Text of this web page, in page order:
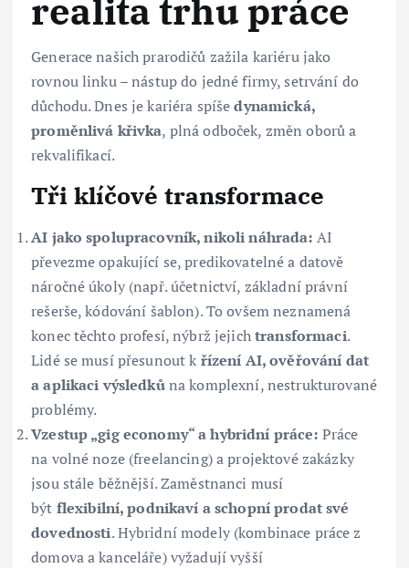
realita trhu práce
Generace našich prarodičů zažila kariéru jako
rovnou linku – nástup do jedné firmy, setrvání do
důchodu. Dnes je kariéra spíšedynamická,
proměnlivá křivka, plná odboček, změn oborů a
rekvalifikací.
Tři klíčové transformace
AI jako spolupracovník, nikoli náhrada: AI
převezme opakující se, predikovatelné a datově
náročné úkoly (např. účetnictví, základní právní
rešerše, kódování šablon). To ovšem neznamená
konec těchto profesí, nýbrž jejichtransformaci.
Lidé se musí přesunout k řízení AI, ověřování dat
a aplikaci výsledkůna komplexní, nestrukturované
problémy.
Vzestup „gig economy“ a hybridní práce: Práce
na volné noze (freelancing) a projektové zakázky
jsou stále běžnější. Zaměstnanci musí
být flexibilní, podnikaví a schopní prodat své
dovednosti. Hybridní modely (kombinace práce z
domova a kanceláře) vyžadují vyšší